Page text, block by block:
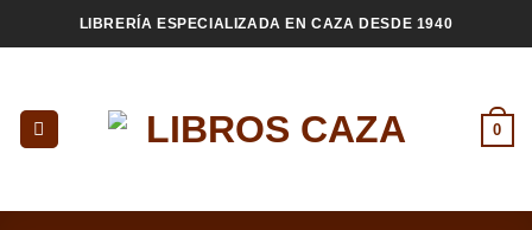
al
LIBRERÍA ESPECIALIZADA EN CAZA DESDE 1940
0